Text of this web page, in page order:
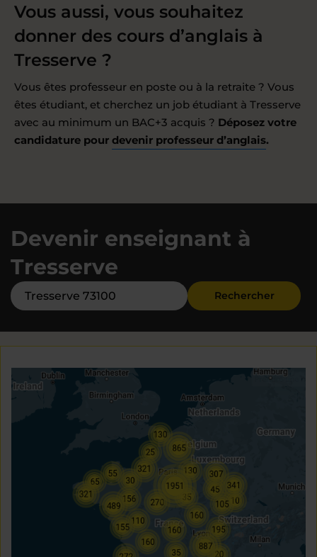
Vous aussi, vous souhaitez
donner des cours d’anglais à
Tresserve ?
Vous êtes professeur en poste ou à la retraite ? Vous
êtes étudiant, et cherchez un job étudiant à Tresserve
avec au minimum un BAC+3 acquis ? Déposez votre
candidature pour devenir professeur d’anglais.
Devenir enseignant à
Tresserve
Rechercher